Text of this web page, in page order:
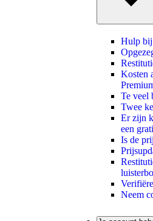
Hulp bij
Kosten
Te veel
Twee
Er zijn
een
Is de
Neem